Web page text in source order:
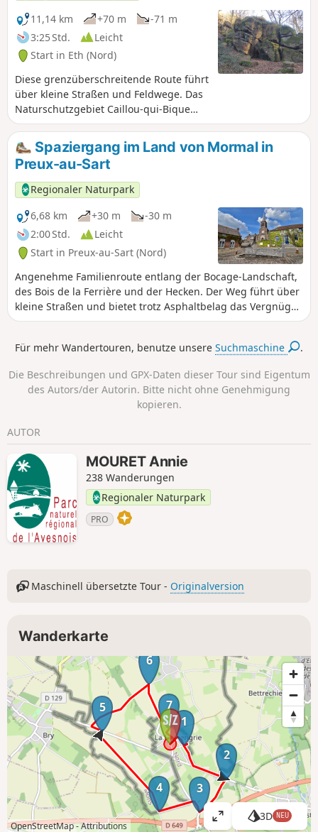
11,14 km
+70 m
-71 m
3:25 Std.
Leicht
Start in Eth (Nord)
Diese grenzüberschreitende Route führt
über kleine Straßen und Feldwege. Das
Naturschutzgebiet Caillou-qui-Bique
fordert zu respektvollem Verhalten auf.
Spaziergang im Land von Mormal in
Preux-au-Sart
Regionaler Naturpark
6,68 km
+30 m
-30 m
2:00 Std.
Leicht
Start in Preux-au-Sart (Nord)
Angenehme Familienroute entlang der Bocage-Landschaft,
des Bois de la Ferrière und der Hecken. Der Weg führt über
kleine Straßen und bietet trotz Asphaltbelag das Vergnügen
einer Wanderung auf dem Land.
Für mehr Wandertouren, benutze unsereSuchmaschine .
Die Beschreibungen und GPX-Daten dieser Tour sind Eigentum
des Autors/der Autorin. Bitte nicht ohne Genehmigung
kopieren.
AUTOR
MOURET Annie
238 Wanderungen
Regionaler Naturpark
PRO
Maschinell übersetzte Tour - Originalversion
Wanderkarte
1
2
3
4
5
6
7
OpenStreetMap -Attributions
K
3D NEU